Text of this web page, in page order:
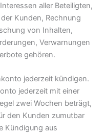
aller Beteiligten,
Kunden, Rechnung
von Inhalten,
Verwarnungen
gehören.
jederzeit kündigen.
jederzeit mit einer
zwei Wochen beträgt,
den Kunden zumutbar
Kündigung aus